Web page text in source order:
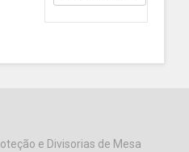
e Divisorias de Mesa